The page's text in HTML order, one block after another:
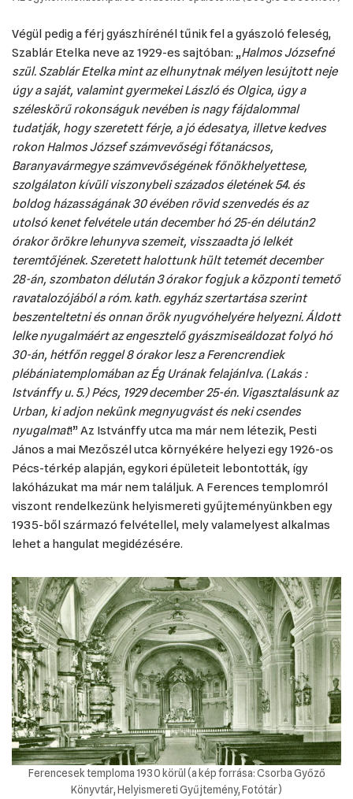
Végül pedig a férj gyászhírénél tűnik fel a gyászoló feleség,
Szablár Etelka neve az 1929-es sajtóban: „Halmos Józsefné
szül. Szablár Etelka mint az elhunytnak mélyen lesújtott neje
úgy a saját, valamint gyermekei László és Olgica, úgy a
széleskörű rokonságuk nevében is nagy fájdalommal
tudatják, hogy szeretett férje, a jó édesatya, illetve kedves
rokon Halmos József számvevőségi főtanácsos,
Baranyavármegye számvevőségének főnökhelyettese,
szolgálaton kívüli viszonybeli százados életének 54. és
boldog házasságának 30 évében rövid szenvedés és az
utolsó kenet felvétele után december hó 25-én délután2
órakor örökre lehunyva szemeit, visszaadta jó lelkét
teremtőjének. Szeretett halottunk hült tetemét december
28-án, szombaton délután 3 órakor fogjuk a központi temető
ravatalozójából a róm. kath. egyház szertartása szerint
beszenteltetni és onnan örök nyugvóhelyére helyezni. Áldott
lelke nyugalmáért az engesztelő gyászmiseáldozat folyó hó
30-án, hétfőn reggel 8 órakor lesz a Ferencrendiek
plébániatemplomában az Ég Urának felajánlva. (Lakás :
Istvánffy u. 5.) Pécs, 1929 december 25-én. Vigasztalásunk az
Urban, ki adjon nekünk megnyugvást és neki csendes
nyugalmat!” Az Istvánffy utca ma már nem létezik, Pesti
János a mai Mezőszél utca környékére helyezi egy 1926-os
Pécs-térkép alapján, egykori épületeit lebontották, így
lakóházukat ma már nem találjuk. A Ferences templomról
viszont rendelkezünk helyismereti gyűjteményünkben egy
1935-ből származó felvétellel, mely valamelyest alkalmas
lehet a hangulat megidézésére.
Ferencesek temploma 1930 körül (a kép forrása: Csorba Győző
Könyvtár, Helyismereti Gyűjtemény, Fotótár)